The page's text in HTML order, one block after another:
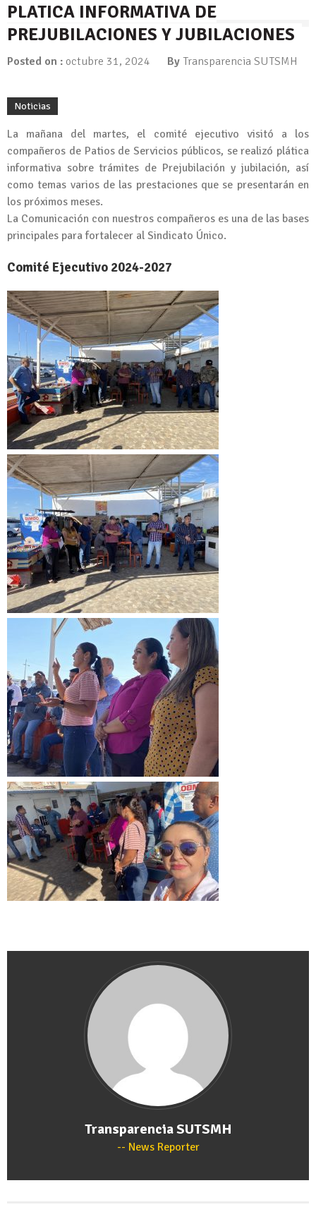
PLATICA INFORMATIVA DE
PREJUBILACIONES Y JUBILACIONES
Posted on : octubre 31, 2024 By Transparencia SUTSMH
Noticias
La mañana del martes, el comité ejecutivo visitó a los
compañeros de Patios de Servicios públicos, se realizó plática
informativa sobre trámites de Prejubilación y jubilación, así
como temas varios de las prestaciones que se presentarán en
los próximos meses.
La Comunicación con nuestros compañeros es una de las bases
principales para fortalecer al Sindicato Único.
Comité Ejecutivo 2024-2027
Transparencia SUTSMH
News Reporter